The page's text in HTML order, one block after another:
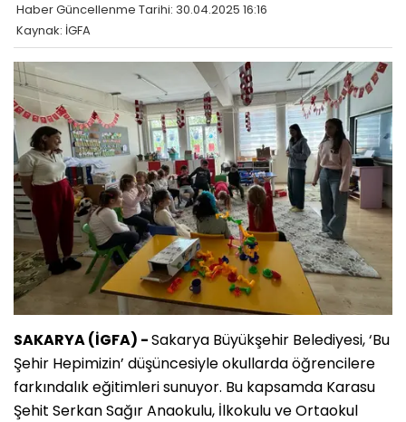
Haber Güncellenme Tarihi: 30.04.2025 16:16
Kaynak: İGFA
SAKARYA (İGFA) -Sakarya Büyükşehir Belediyesi, ‘Bu
Şehir Hepimizin’ düşüncesiyle okullarda öğrencilere
farkındalık eğitimleri sunuyor. Bu kapsamda Karasu
Şehit Serkan Sağır Anaokulu, İlkokulu ve Ortaokul